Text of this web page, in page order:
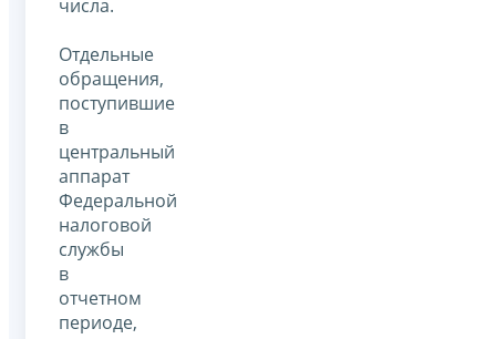
числа.
Отдельные
обращения,
поступившие
в
центральный
аппарат
Федеральной
налоговой
службы
в
отчетном
периоде,